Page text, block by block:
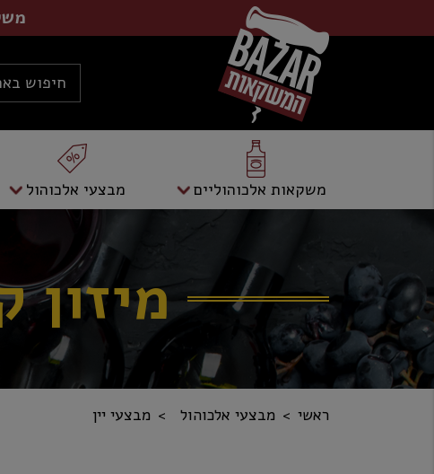
משקאות אלכוהוליים מבצעי אלכוהול
מיזון
ראשי מבצעי אלכוהול מבצעי יין